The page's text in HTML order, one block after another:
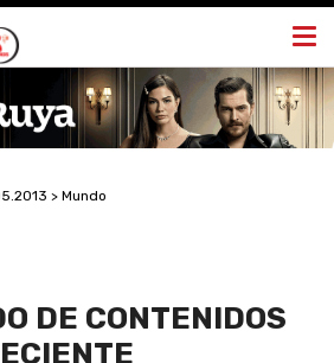
> Mundo
DE CONTENIDOS